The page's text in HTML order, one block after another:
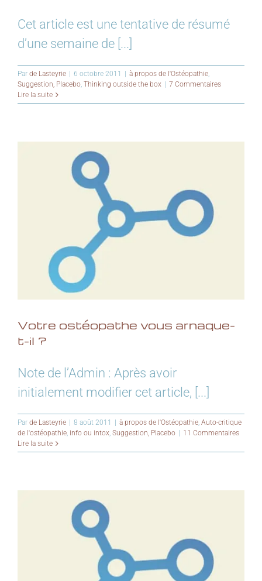
Cet article est une tentative de résumé
d’une semaine de [...]
Par de Lasteyrie | 6 octobre 2011 | à propos de l'Ostéopathie
Suggestion, Placebo Thinking outside the box | 7 Commentaires
Lire la suite
Votre ostéopathe vous arnaque-
t-il ?
Note de l’Admin : Après avoir
initialement modifier cet article, [...]
Par de Lasteyrie 8 août 2011 à propos de l'Ostéopathie, Auto-critique
de l'ostéopathie, info ou intox, Suggestion, Placebo
11 Commentaires
Lire la suite